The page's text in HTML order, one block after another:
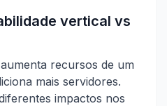
vertical vs
recursos de um
mais servidores.
impactos nos